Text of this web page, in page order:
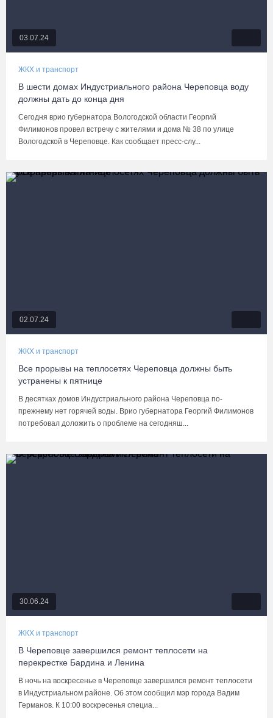
03.07.24
ЖКХ и транспорт
В шести домах Индустриального района Череповца воду
должны дать до конца дня
Сегодня врио губернатора Вологодской области Георгий
Филимонов провел встречу с жителями и дома № 38 по улице
Вологодской в Череповце. Как сообщает пресс-слу...
02.07.24
ЖКХ и транспорт
Все прорывы на теплосетях Череповца должны быть
устранены к пятнице
В десятках домов Индустриального района Череповца по-
прежнему нет горячей воды. Врио губернатора Георгий Филимонов
потребовал доложить о проблеме на сегодняш...
30.06.24
ЖКХ и транспорт
В Череповце завершился ремонт теплосети на
перекрестке Бардина и Ленина
В ночь на воскресенье в Череповце завершился ремонт теплосети
в Индустриальном районе. Об этом сообщил мэр города Вадим
Германов. К 10:00 воскресенья специа...